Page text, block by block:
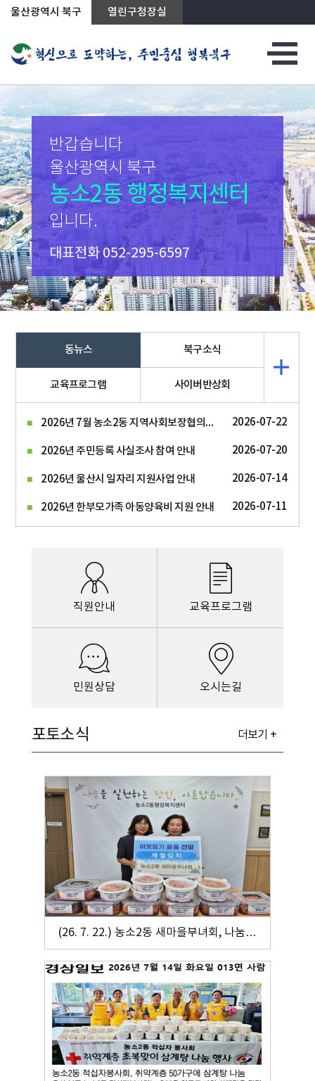
상단메뉴로 바로가기
전체메뉴로 바로가기
본문으로 바로가기
울산광역시 북구 열린구청장실
반갑습니다
울산광역시 북구
농소2동 행정복지센터
입니다.
대표전화 052-295-6597
동뉴스
2026년 7월 농소2동 지역사회보장협의체 회의록 공개 2026-07-22
2026년 주민등록 사실조사 참여 안내 2026-07-20
2026년 울산시 일자리 지원사업 안내 2026-07-14
2026년 한부모가족 아동양육비 지원 안내 2026-07-11
북구소식
교육프로그램 사이버반상회
직원안내 교육프로그램
민원상담 오시는길
포토소식 더보기 +
(26. 7. 22.) 농소2동 새마을부녀회, 나눔냉
장고에 계절김치 12통 전달